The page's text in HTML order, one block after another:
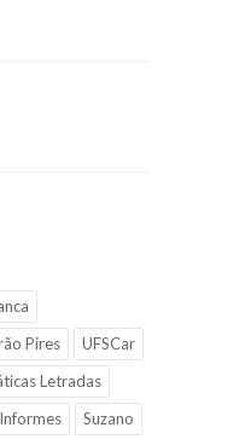
Pires
UFSCar
Letradas
Informes Suzano